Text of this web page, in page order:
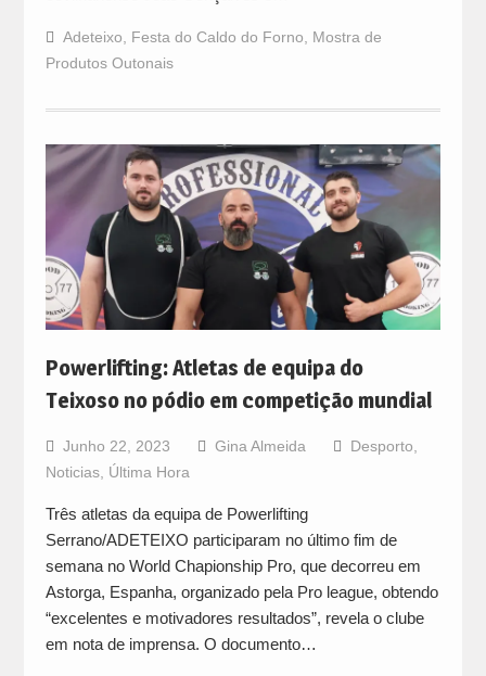
Adeteixo Festa do Caldo do Forno
Mostra de
Produtos Outonais
Powerlifting: Atletas de equipa do
Teixoso no pódio em competição mundial
Junho 22, 2023 Gina Almeida Desporto
Noticias, Última Hora
Três atletas da equipa de Powerlifting
Serrano/ADETEIXO participaram no último fim de
semana no World Chapionship Pro, que decorreu em
Astorga, Espanha, organizado pela Pro league, obtendo
“excelentes e motivadores resultados”, revela o clube
em nota de imprensa. O documento…